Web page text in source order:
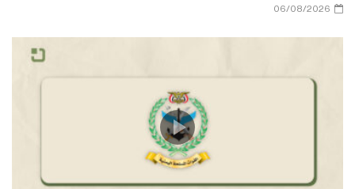
06/08/2026